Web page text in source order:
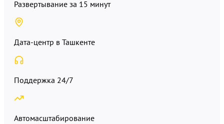
Развертывание за 15 минут
Дата-центр в Ташкенте
Поддержка 24/7
Автомасштабирование